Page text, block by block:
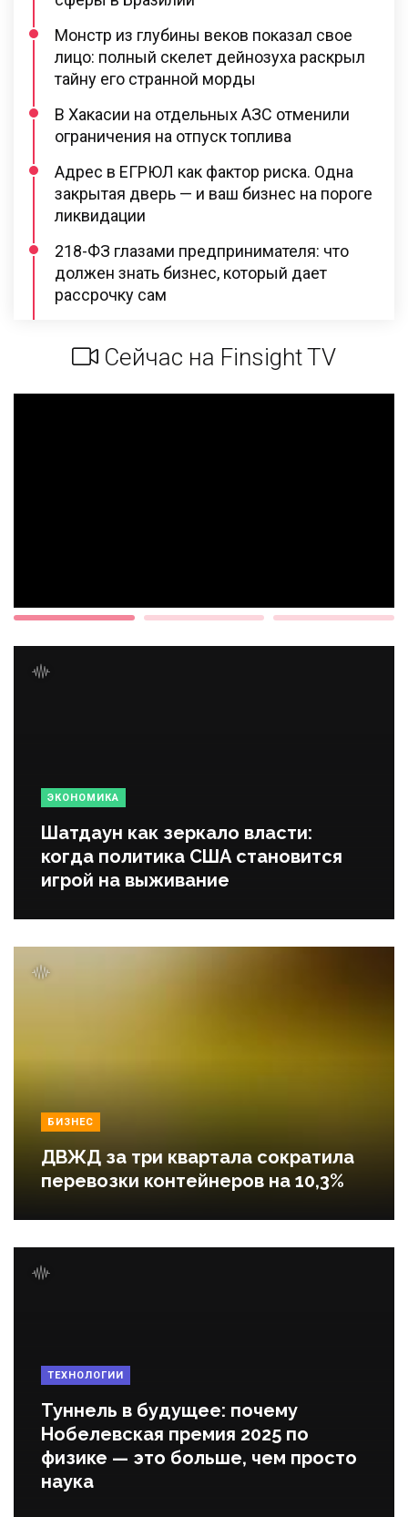
Монстр из глубины веков показал свое
лицо: полный скелет дейнозуха раскрыл
тайну его странной морды
В Хакасии на отдельных АЗС отменили
ограничения на отпуск топлива
Адрес в ЕГРЮЛ как фактор риска. Одна
закрытая дверь — и ваш бизнес на пороге
ликвидации
218-ФЗ глазами предпринимателя: что
должен знать бизнес, который дает
рассрочку сам
Сейчас на Finsight TV
ЭКОНОМИКА
Шатдаун как зеркало власти:
когда политика США становится
игрой на выживание
БИЗНЕС
ДВЖД за три квартала сократила
перевозки контейнеров на 10,3%
ТЕХНОЛОГИИ
Туннель в будущее: почему
Нобелевская премия 2025 по
физике — это больше, чем просто
наука